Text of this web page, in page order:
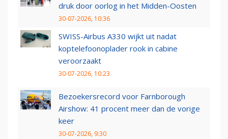
druk door oorlog in het Midden-Oosten
30-07-2026, 10:36
SWISS-Airbus A330 wijkt uit nadat
koptelefoonoplader rook in cabine
veroorzaakt
30-07-2026, 10:23
Bezoekersrecord voor Farnborough
Airshow: 41 procent meer dan de vorige
keer
30-07-2026, 9:30